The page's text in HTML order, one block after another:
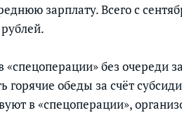
зарплату. Всего с
«спецоперации» без очереди
горячие обеды за счёт
в «спецоперации»,